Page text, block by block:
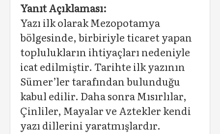
Yanıt Açıklaması:
Yazı ilk olarak Mezopotamya
bölgesinde, birbiriyle ticaret yapan
toplulukların ihtiyaçları nedeniyle
icat edilmiştir. Tarihte ilk yazının
Sümer’ler tarafından bulunduğu
kabul edilir. Daha sonra Mısırlılar,
Çinliler, Mayalar ve Aztekler kendi
yazı dillerini yaratmışlardır.